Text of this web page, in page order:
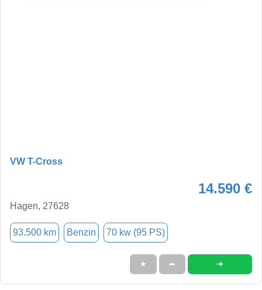
VW T-Cross
14.590 €
Hagen, 27628
93.500 km Benzin 70 kw (95 PS)
★ ➦ ➜